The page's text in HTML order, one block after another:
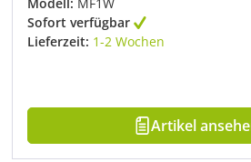
Sofort verfügbar
Lieferzeit: 1-2 Wochen
Artikel